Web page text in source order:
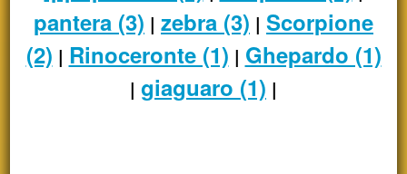
pantera (3) | zebra (3) | Scorpione
(2) | Rinoceronte (1) | Ghepardo (1)
| giaguaro (1) |